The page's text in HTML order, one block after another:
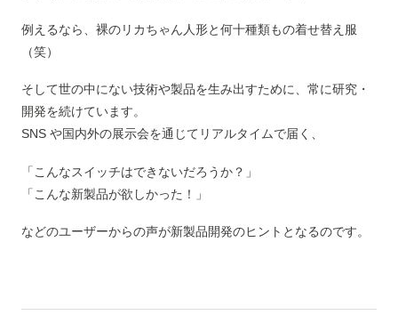
例えるなら、裸のリカちゃん人形と何十種類もの着せ替え服
（笑）
そして世の中にない技術や製品を生み出すために、常に研究・
開発を続けています。
SNS や国内外の展示会を通じてリアルタイムで届く、
「こんなスイッチはできないだろうか？」
「こんな新製品が欲しかった！」
などのユーザーからの声が新製品開発のヒントとなるのです。